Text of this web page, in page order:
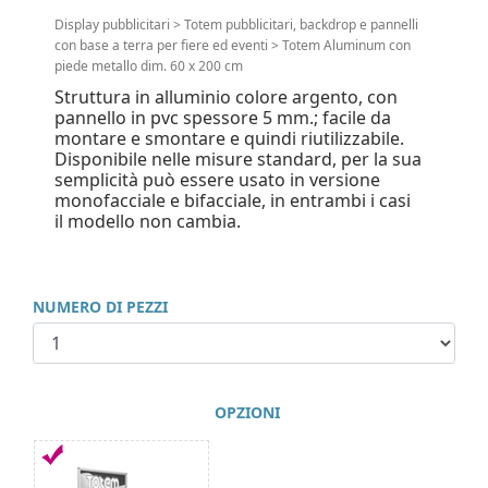
Display pubblicitari > Totem pubblicitari, backdrop e pannelli
con base a terra per fiere ed eventi > Totem Aluminum con
piede metallo dim. 60 x 200 cm
Struttura in alluminio colore argento, con
pannello in pvc spessore 5 mm.; facile da
montare e smontare e quindi riutilizzabile.
Disponibile nelle misure standard, per la sua
semplicità può essere usato in versione
monofacciale e bifacciale, in entrambi i casi
il modello non cambia.
NUMERO DI PEZZI
OPZIONI